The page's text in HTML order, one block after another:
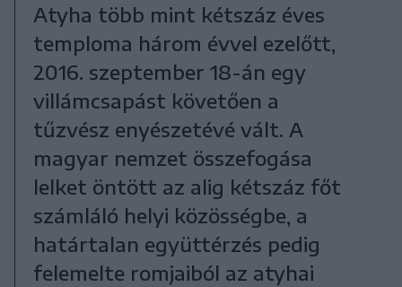
Atyha több mint kétszáz éves
temploma három évvel ezelőtt,
2016. szeptember 18-án egy
villámcsapást követően a
tűzvész enyészetévé vált. A
magyar nemzet összefogása
lelket öntött az alig kétszáz főt
számláló helyi közösségbe, a
határtalan együttérzés pedig
felemelte romjaiból az atyhai